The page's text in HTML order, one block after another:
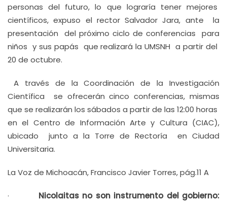
personas del futuro, lo que lograría tener mejores
científicos, expuso el rector Salvador Jara, ante la
presentación del próximo ciclo de conferencias para
niños y sus papás que realizará la UMSNH a partir del
20 de octubre.
A través de la Coordinación de la Investigación
Científica se ofrecerán cinco conferencias, mismas
que se realizarán los sábados a partir de las 12:00 horas
en el Centro de Información Arte y Cultura (CIAC),
ubicado junto a la Torre de Rectoría en Ciudad
Universitaria.
La Voz de Michoacán, Francisco Javier Torres, pág.11 A
· Nicolaitas no son instrumento del gobierno: